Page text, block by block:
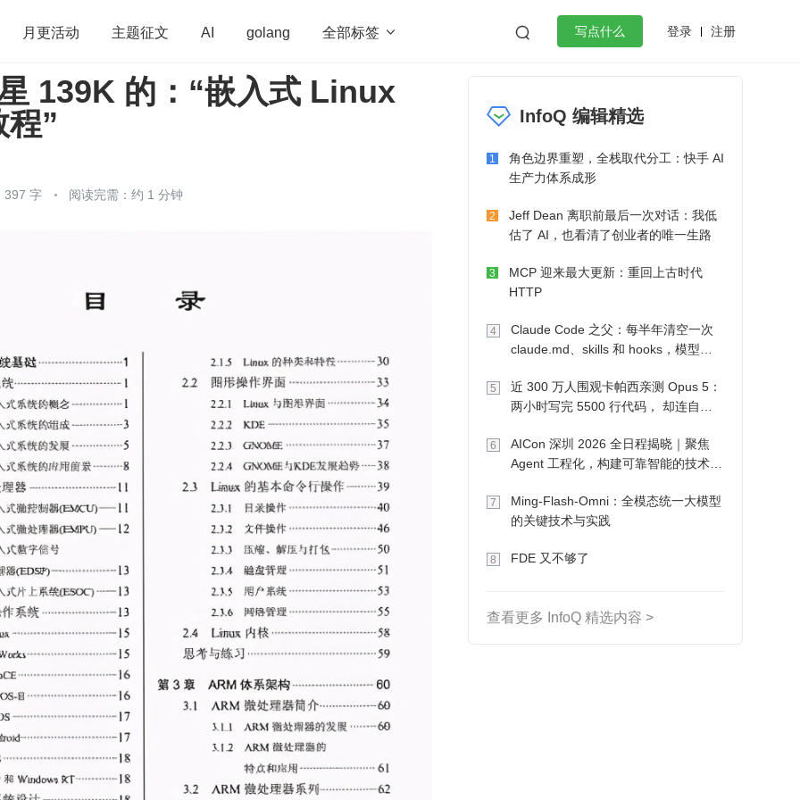
月更活动 主题征文 AI golang 全部标签   写点什么 登录 注册
算法 学习方法 Web3.0 高效工作
员 微服务架构 flutter
139K 的：“嵌入式 Linux
”
397 字 阅读完需：约 1 分钟
InfoQ 编辑精选
1
角色边界重塑，全栈取代分工：快手 AI
生产力体系成形
2
Jeff Dean 离职前最后一次对话：我低
估了 AI，也看清了创业者的唯一生路
3
MCP 迎来最大更新：重回上古时代
HTTP
4
Claude Code 之父：每半年清空一次
claude.md、skills 和 hooks，模型自
5
近 300 万人围观卡帕西亲测 Opus 5：
两小时写完 5500 行代码， 却连自己
6
AICon 深圳 2026 全日程揭晓｜聚焦
Agent 工程化，构建可靠智能的技术路
7
Ming-Flash-Omni：全模态统一大模型
的关键技术与实践
8 FDE 又不够了
查看更多 InfoQ 精选内容 >